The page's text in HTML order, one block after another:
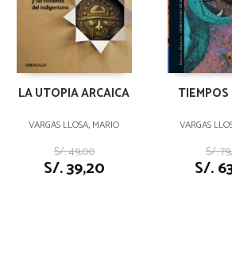
LA UTOPIA ARCAICA
VARGAS LLOSA, MARIO
S/. 49,00
S/. 39,20
TIEMPOS
VARGAS
S/.
S/.